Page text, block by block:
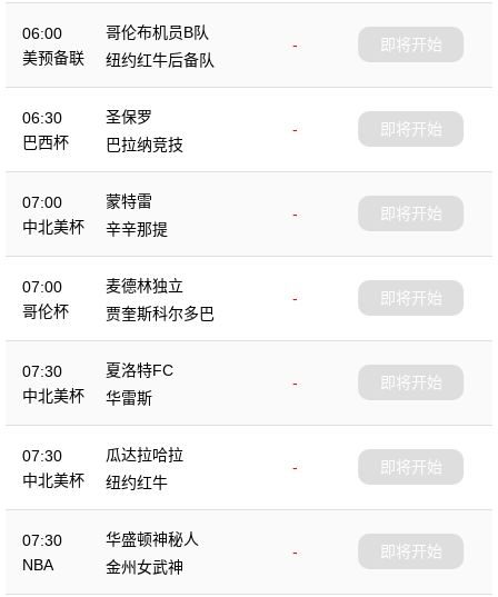
06:00
美预备联
哥伦布机员B队
-
纽约红牛后备队
即将开始
06:30
巴西杯
圣保罗
-
巴拉纳竞技
即将开始
07:00
中北美杯
蒙特雷
-
辛辛那提
即将开始
07:00
哥伦杯
麦德林独立
-
贾奎斯科尔多巴
即将开始
07:30
中北美杯
夏洛特FC
-
华雷斯
即将开始
07:30
中北美杯
瓜达拉哈拉
-
纽约红牛
即将开始
07:30
NBA
华盛顿神秘人
-
金州女武神
即将开始